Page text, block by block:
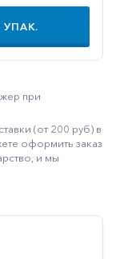
УПАК.
при
(от 200 руб) в
оформить заказ
и мы